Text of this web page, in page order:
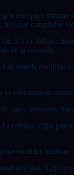
cualquier
hay que cumplirlos
5.1.a) obliga a
de la recogida.
impide reutilizar
lo estrictamente
datos inexactos,
obliga a fijar
medidas técnicas
Art. 5.2)